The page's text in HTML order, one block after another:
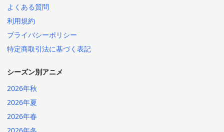
よくある質問
利用規約
プライバシーポリシー
特定商取引法に基づく表記
シーズン別アニメ
2026年秋
2026年夏
2026年春
2026年冬